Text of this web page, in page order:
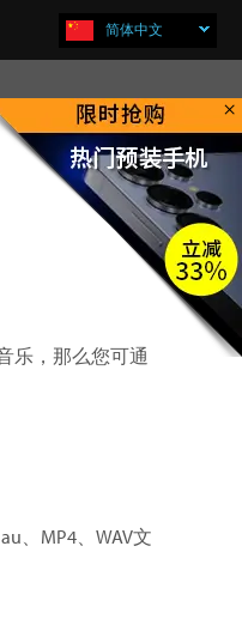
简体中文
立即购买 ×
乐，那么您可通
、MP4、WAV文